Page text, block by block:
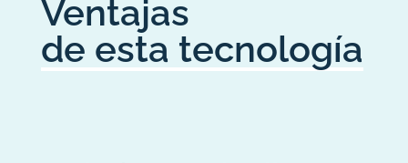
Ventajas
de esta tecnología